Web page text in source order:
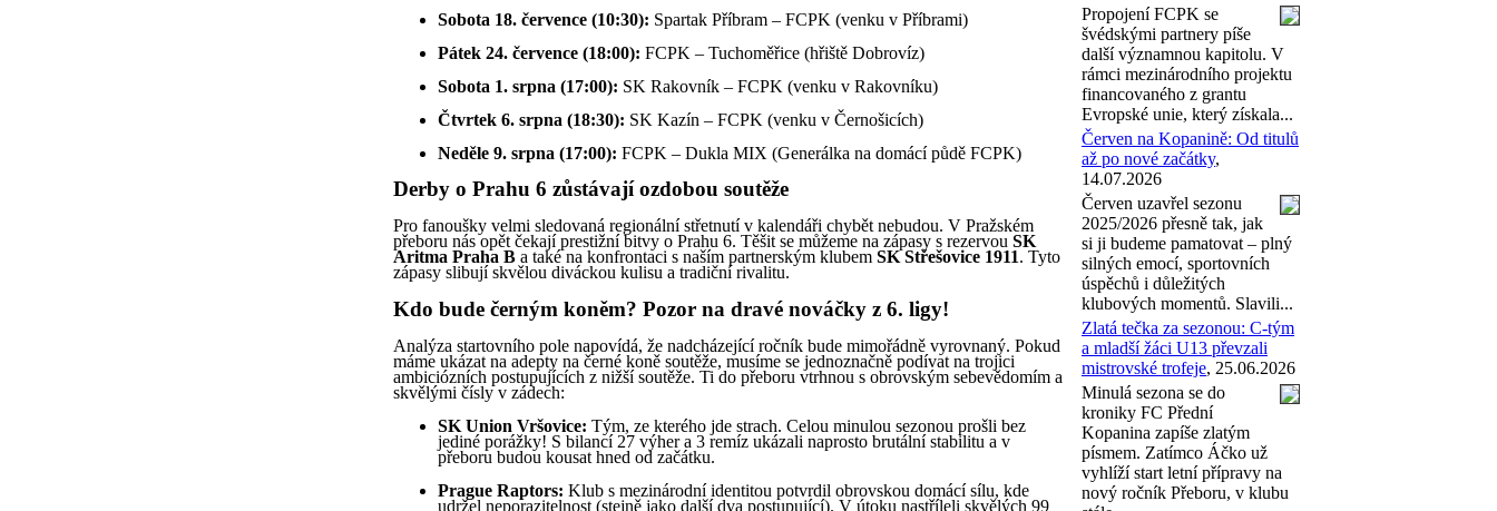
Sobota 18. července (10:30): Spartak Příbram – FCPK (venku v Příbrami)
Pátek 24. července (18:00): FCPK – Tuchoměřice (hřiště Dobrovíz)
Sobota 1. srpna (17:00): SK Rakovník – FCPK (venku v Rakovníku)
Čtvrtek 6. srpna (18:30): SK Kazín – FCPK (venku v Černošicích)
Neděle 9. srpna (17:00): FCPK – Dukla MIX (Generálka na domácí půdě FCPK)
Derby o Prahu 6 zůstávají ozdobou soutěže
Pro fanoušky velmi sledovaná regionální střetnutí v kalendáři chybět nebudou. V Pražském
přeboru nás opět čekají prestižní bitvy o Prahu 6. Těšit se můžeme na zápasy s rezervou SK
Aritma Praha B a také na konfrontaci s naším partnerským klubem SK Střešovice 1911. Tyto
zápasy slibují skvělou diváckou kulisu a tradiční rivalitu.
Kdo bude černým koněm? Pozor na dravé nováčky z 6. ligy!
Analýza startovního pole napovídá, že nadcházející ročník bude mimořádně vyrovnaný. Pokud
máme ukázat na adepty na černé koně soutěže, musíme se jednoznačně podívat na trojici
ambiciózních postupujících z nižší soutěže. Ti do přeboru vtrhnou s obrovským sebevědomím a
skvělými čísly v zádech:
SK Union Vršovice: Tým, ze kterého jde strach. Celou minulou sezonou prošli bez
jediné porážky! S bilancí 27 výher a 3 remíz ukázali naprosto brutální stabilitu a v
přeboru budou kousat hned od začátku.
Prague Raptors: Klub s mezinárodní identitou potvrdil obrovskou domácí sílu, kde
udržel neporazitelnost (stejně jako další dva postupující). V útoku nastříleli skvělých 99
Propojení FCPK se
švédskými partnery píše
další významnou kapitolu. V
rámci mezinárodního projektu
financovaného z grantu
Evropské unie, který získala...
Červen na Kopanině: Od titulů
až po nové začátky,
14.07.2026
Červen uzavřel sezonu
2025/2026 přesně tak, jak
si ji budeme pamatovat – plný
silných emocí, sportovních
úspěchů i důležitých
klubových momentů. Slavili...
Zlatá tečka za sezonou: C-tým
a mladší žáci U13 převzali
mistrovské trofeje, 25.06.2026
Minulá sezona se do
kroniky FC Přední
Kopanina zapíše zlatým
písmem. Zatímco Áčko už
vyhlíží start letní přípravy na
nový ročník Přeboru, v klubu